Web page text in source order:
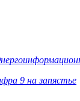
9 на запястье